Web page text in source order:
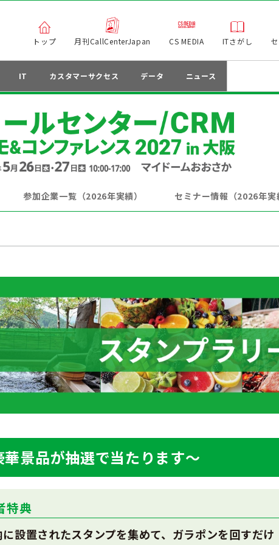
トップ 月刊CallCenterJapan CS MEDIA ITさがし
IT カスタマーサクセス データ ニュース
参加企業一覧（2026年実績） セミナー情報（2026年実
華景品が抽選で当たります～
特典
に設置されたスタンプを集めて、ガラポンを回すだけ